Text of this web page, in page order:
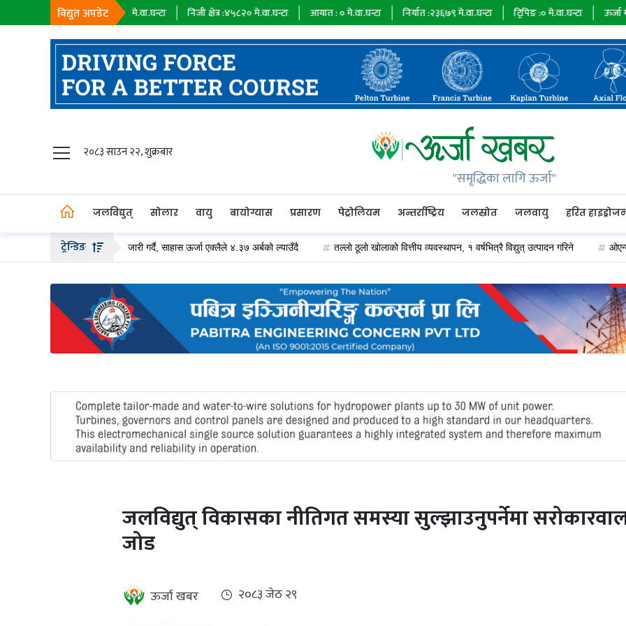
विद्युत अपडेट
१८३९८मे.वा.घन्टा निजी क्षेत्र : ४५८२०मे.वा.घन्टा आयात :० मे.वा.घन्टा निर्यात :२३६७९ मे.वा.घन्टा ट्रिपिङ :०मे.वा.घन्टा ऊर्जा माग : ७३४८५
२०८३ साउन २२, शुक्रबार
"समृद्धिका लागि ऊर्जा"
जलविद्युत् सोलार वायु बायोग्यास प्रसारण पेट्रोलियम अन्तर्राष्ट्रिय जलस्रोत जलवायु हरित
वायु
बायोग्यास
पेट्रोलियम
अन्तर्राष्ट्रिय
जलवायु
ट्रेन्डिङ
बढीको हकप्रद सेयर जारी गर्दै, साहास ऊर्जा एक्लैले ४.३७ अर्बको ल्याउँदै तल्लाे ठूलाे खाेलाको वित्तीय व्यवस्थापन, १ वर्षभित्रै विद्युत् उत्पादन गरिने ओएन्डएम
जलविद्युत् विकासका नीतिगत समस्या सुल्झाउनुपर्नेमा
जोड
ऊर्जा खबर २०८३ जेठ २९